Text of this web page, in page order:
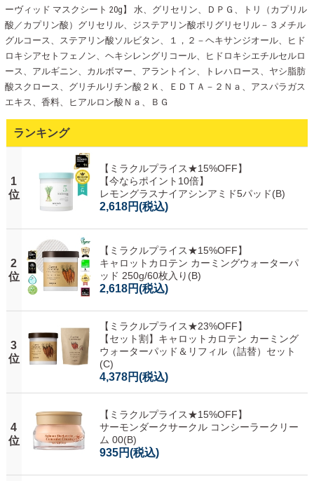
ーヴィッド マスクシート 20g】 水、グリセリン、ＤＰＧ、トリ（カプリル
酸／カプリン酸）グリセリル、ジステアリン酸ポリグリセリル－３メチル
グルコース、ステアリン酸ソルビタン、１，２－ヘキサンジオール、ヒド
ロキシアセトフェノン、ヘキシレングリコール、ヒドロキシエチルセルロ
ース、アルギニン、カルボマー、アラントイン、トレハロース、ヤシ脂肪
酸スクロース、グリチルリチン酸２Ｋ、ＥＤＴＡ－２Ｎａ、アスパラガス
エキス、香料、ヒアルロン酸Ｎａ、ＢＧ
ランキング
1
位
【ミラクルプライス★15%OFF】
【今ならポイント10倍】
レモングラスナイアシンアミド5パッド(B)
2,618円(税込)
2
位
【ミラクルプライス★15%OFF】
キャロットカロテン カーミングウォーターパ
ッド 250g/60枚入り(B)
2,618円(税込)
3
位
【ミラクルプライス★23%OFF】
【セット割】キャロットカロテン カーミング
ウォーターパッド＆リフィル（詰替）セット
(C)
4,378円(税込)
4
位
【ミラクルプライス★15%OFF】
サーモンダークサークル コンシーラークリー
ム 00(B)
935円(税込)